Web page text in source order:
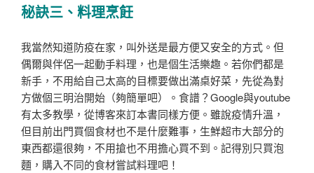
秘訣三、料理烹飪
我當然知道防疫在家，叫外送是最方便又安全的方式。但
偶爾與伴侶一起動手料理，也是個生活樂趣。若你們都是
新手，不用給自己太高的目標要做出滿桌好菜，先從為對
方做個三明治開始（夠簡單吧）。食譜？Google與youtube
有太多教學，從博客來訂本書同樣方便。雖說疫情升溫，
但目前出門買個食材也不是什麼難事，生鮮超市大部分的
東西都還很夠，不用搶也不用擔心買不到。記得別只買泡
麵，購入不同的食材嘗試料理吧！